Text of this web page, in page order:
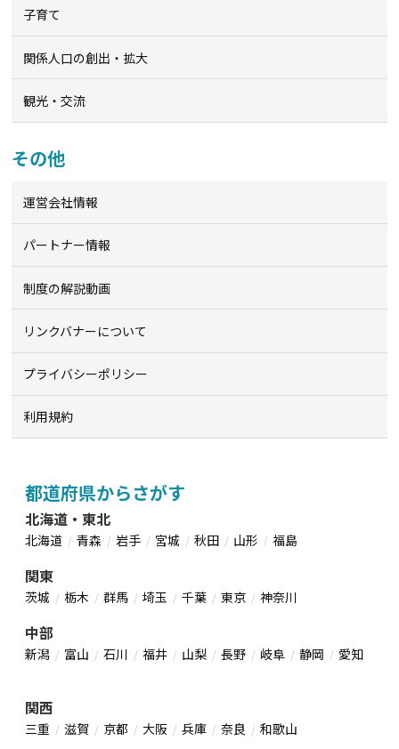
子育て
関係人口の創出・拡大
観光・交流
その他
運営会社情報
パートナー情報
制度の解説動画
リンクバナーについて
プライバシーポリシー
利用規約
都道府県からさがす
北海道・東北
北海道 青森 岩手 宮城 秋田 山形 福島
関東
茨城 栃木 群馬 埼玉 千葉 東京 神奈川
中部
新潟 富山 石川 福井 山梨 長野 岐阜 静岡 愛知
関西
三重 滋賀 京都 大阪 兵庫 奈良 和歌山